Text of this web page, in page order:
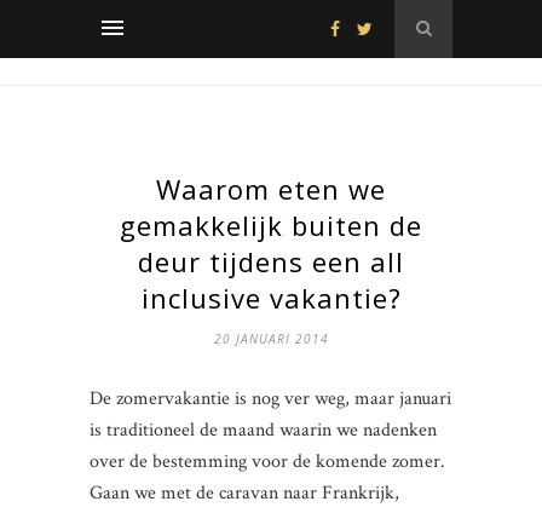
Waarom eten we
gemakkelijk buiten de
deur tijdens een all
inclusive vakantie?
20 JANUARI 2014
De zomervakantie is nog ver weg, maar januari
is traditioneel de maand waarin we nadenken
over de bestemming voor de komende zomer.
Gaan we met de caravan naar Frankrijk,